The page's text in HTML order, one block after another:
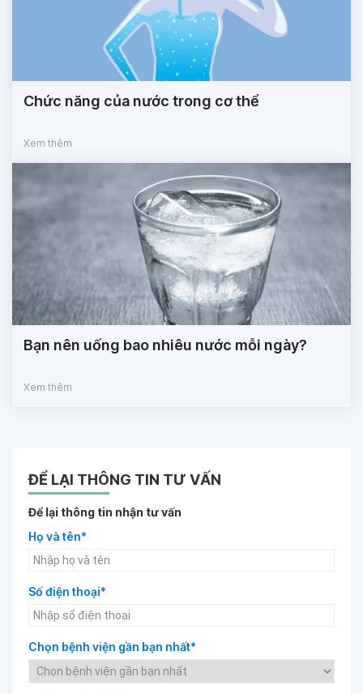
Chức năng của nước trong cơ thể
Xem thêm
Bạn nên uống bao nhiêu nước mỗi ngày?
Xem thêm
ĐỂ LẠI THÔNG TIN TƯ VẤN
Để lại thông tin nhận tư vấn
Họ và tên*
Số điện thoại*
Chọn bệnh viện gần bạn nhất*